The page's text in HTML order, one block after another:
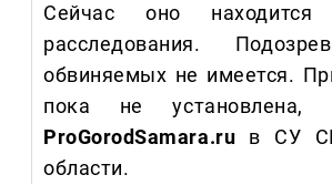
Сейчас оно
расследования.
обвиняемых не имеется.
пока не установлена,
ProGorodSamara.ru в СУ
области.